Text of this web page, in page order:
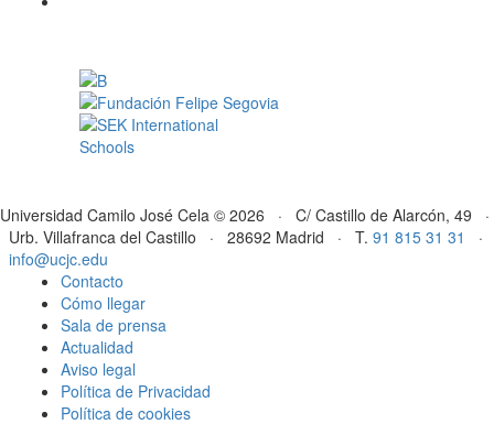
Universidad Camilo José Cela © 2026 · C/ Castillo de Alarcón, 49 ·
Urb. Villafranca del Castillo · 28692 Madrid · T. 91 815 31 31
·
info@ucjc.edu
Contacto
Cómo llegar
Sala de prensa
Actualidad
Aviso legal
Política de Privacidad
Política de cookies